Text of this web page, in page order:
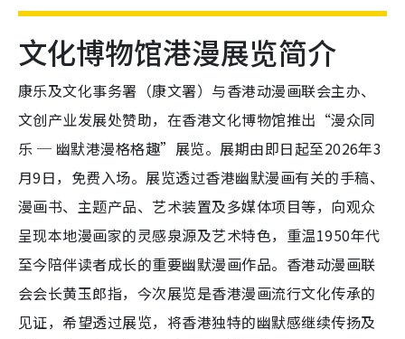
文化博物馆港漫展览简介
康乐及文化事务署（康文署）与香港动漫画联会主办、
文创产业发展处赞助，在香港文化博物馆推出“漫众同
乐 ─ 幽默港漫格格趣”展览。展期由即日起至2026年3
月9日，免费入场。展览透过香港幽默漫画有关的手稿、
漫画书、主题产品、艺术装置及多媒体项目等，向观众
呈现本地漫画家的灵感泉源及艺术特色，重温1950年代
至今陪伴读者成长的重要幽默漫画作品。香港动漫画联
会会长黄玉郎指，今次展览是香港漫画流行文化传承的
见证，希望透过展览，将香港独特的幽默感继续传扬及